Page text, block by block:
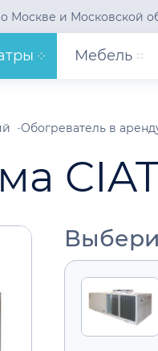
Москве и Московской
Мебель
Обогреватель в